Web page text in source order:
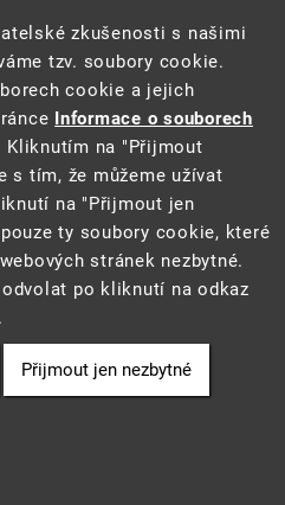
systému pro statistiku a reporting
statistiku, reporting a analýzy"
0006498) financovaného z EU.
prostředí
• Informace jsou
č. 106/1999 Sb., o svobodném
informacím.
zkušenosti s našimi
tzv. soubory cookie.
cookie a jejich
Informace o souborech
Kliknutím na "Přijmout
s tím, že můžeme užívat
na "Přijmout jen
ty soubory cookie, které
stránek nezbytné.
po kliknutí na odkaz
Přijmout jen nezbytné